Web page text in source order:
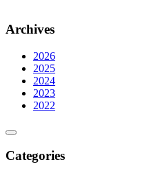
Archives
2026
2025
2024
2023
2022
Categories